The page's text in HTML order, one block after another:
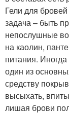
Гели для
задача – быть
непослушные
на каолин,
питания.
один из
средству
высыхать,
лишая брови